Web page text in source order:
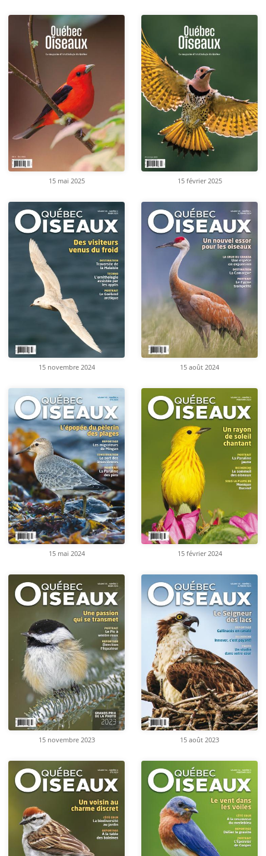
15 mai 2025 15 février 2025
15 novembre 2024 15 août 2024
15 mai 2024 15 février 2024
15 novembre 2023 15 août 2023